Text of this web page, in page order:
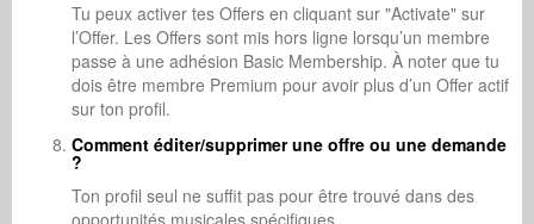
Tu peux activer tes Offers en cliquant sur "Activate" sur
l’Offer. Les Offers sont mis hors ligne lorsqu’un membre
passe à une adhésion Basic Membership. À noter que tu
dois être membre Premium pour avoir plus d’un Offer actif
sur ton profil.
Comment éditer/supprimer une offre ou une demande
?
Ton profil seul ne suffit pas pour être trouvé dans des
opportunités musicales spécifiques.